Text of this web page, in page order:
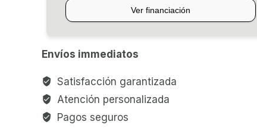
AMPEG
BA-
108v2
cantidad
Envíos immediatos
Satisfacción garantizada
Atención personalizada
Pagos seguros